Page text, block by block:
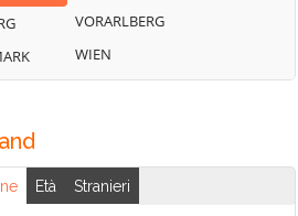
VORARLBERG
WIEN
Età Stranieri